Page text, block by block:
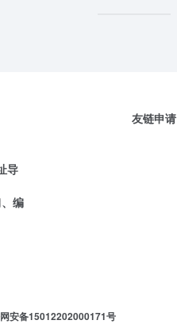
导
编
友链申请
安备15012202000171号